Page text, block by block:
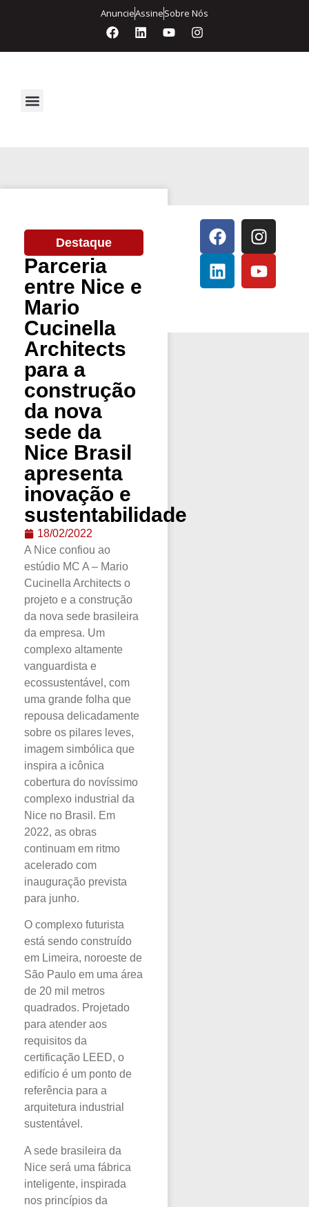
AnuncieAssineSobre Nós
Destaque
Parceria
entre Nice e
Mario
Cucinella
Architects
para a
construção
da nova
sede da
Nice Brasil
apresenta
inovação e
sustentabilidade
18/02/2022
A Nice confiou ao
estúdio MC A – Mario
Cucinella Architects o
projeto e a construção
da nova sede brasileira
da empresa. Um
complexo altamente
vanguardista e
ecossustentável, com
uma grande folha que
repousa delicadamente
sobre os pilares leves,
imagem simbólica que
inspira a icônica
cobertura do novíssimo
complexo industrial da
Nice no Brasil. Em
2022, as obras
continuam em ritmo
acelerado com
inauguração prevista
para junho.
O complexo futurista
está sendo construído
em Limeira, noroeste de
São Paulo em uma área
de 20 mil metros
quadrados. Projetado
para atender aos
requisitos da
certificação LEED, o
edifício é um ponto de
referência para a
arquitetura industrial
sustentável.
A sede brasileira da
Nice será uma fábrica
inteligente, inspirada
nos princípios da